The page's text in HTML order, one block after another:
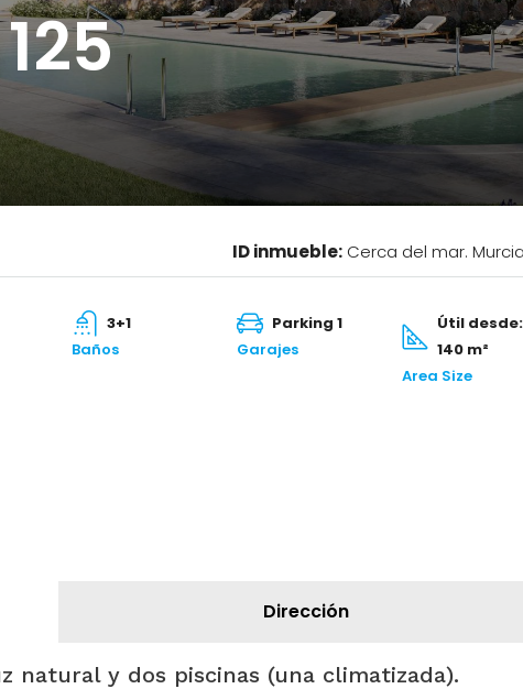
ID inmueble: Cerca del mar.
3+1
Baños
Parking 1
Garajes
Útil desde:
140 m²
Area Size
Dirección
natural y dos piscinas (una climatizada).